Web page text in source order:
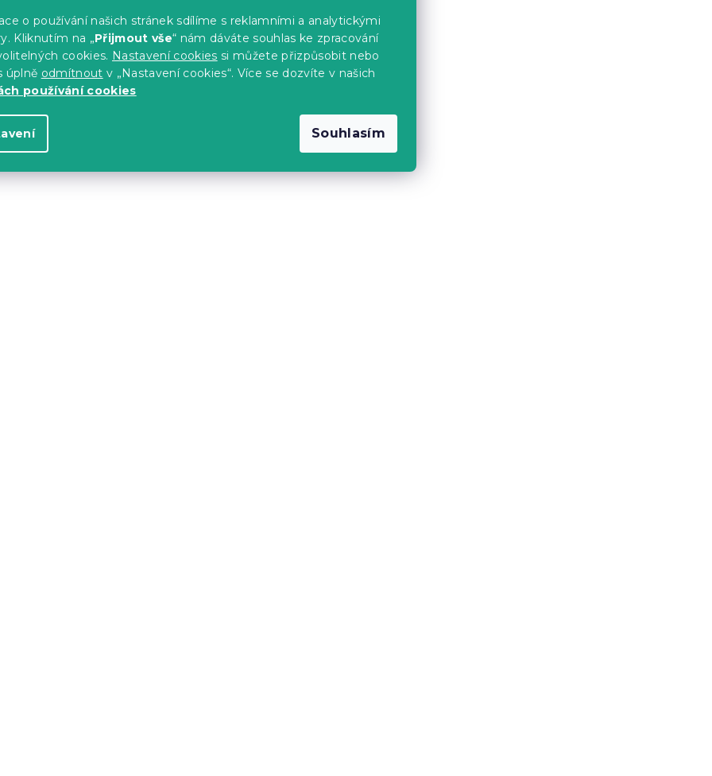
o používání našich stránek sdílíme s reklamními a analytickými
Kliknutím na „Přijmout vše“ nám dáváte souhlas ke zpracování
cookies. Nastavení cookies si můžete přizpůsobit nebo
úplně odmítnout v „Nastavení cookies“. Více se dozvíte v našich
používání cookies
Souhlasím